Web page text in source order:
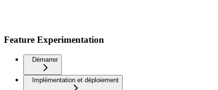
Feature Experimentation
Démarrer
Implémentation et déploiement